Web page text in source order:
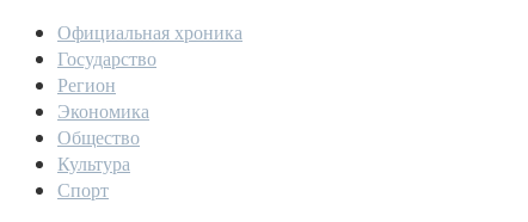
Официальная хроника
Государство
Регион
Экономика
Общество
Культура
Спорт